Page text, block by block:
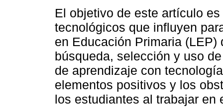
El objetivo de este artículo
tecnológicos que influyen
en Educación Primaria
búsqueda, selección y uso
de aprendizaje con
elementos positivos y los
los estudiantes al trabajar en